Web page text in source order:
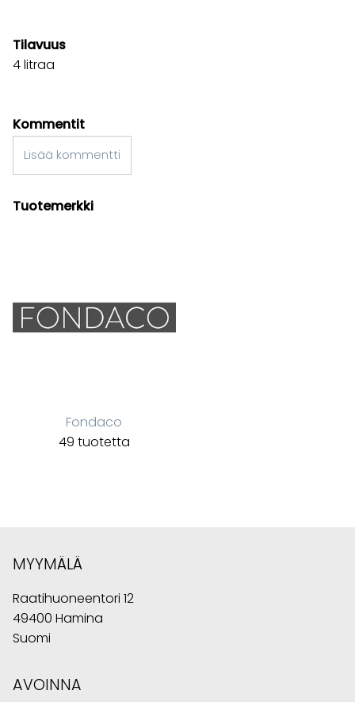
Tilavuus
4 litraa
Kommentit
Lisää kommentti
Tuotemerkki
Fondaco
49 tuotetta
MYYMÄLÄ
Raatihuoneentori 12
49400 Hamina
Suomi
AVOINNA